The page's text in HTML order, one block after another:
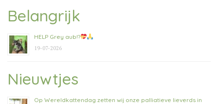
Belangrijk
HELP Grey aub!?
19-07-2026
Nieuwtjes
Op Wereldkattendag zetten wij onze palliatieve lieverds in